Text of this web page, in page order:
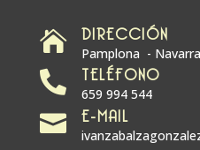
 DIRECCIÓN
Pamplona - Navarra
 TELÉFONO
659 994 544
 E-MAIL